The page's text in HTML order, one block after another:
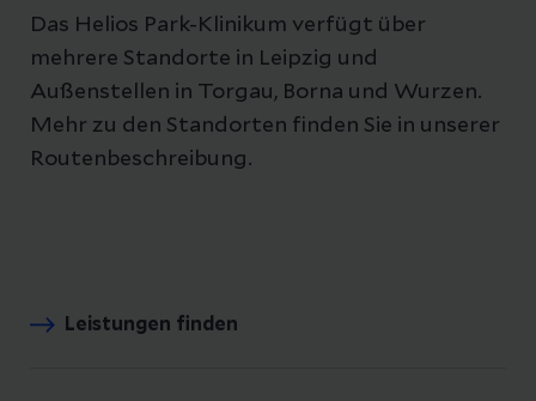
Das Helios Park-Klinikum verfügt über
mehrere Standorte in Leipzig und
Außenstellen in Torgau, Borna und Wurzen.
Mehr zu den Standorten finden Sie in unserer
Routenbeschreibung.
Leistungen finden